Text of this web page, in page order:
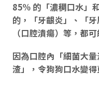
85% 的「濃稠口水」
的 ，「牙齦炎」、「牙
（口腔潰瘍）等，都
因為口腔內「細菌大量
渣」，令狗狗口水變